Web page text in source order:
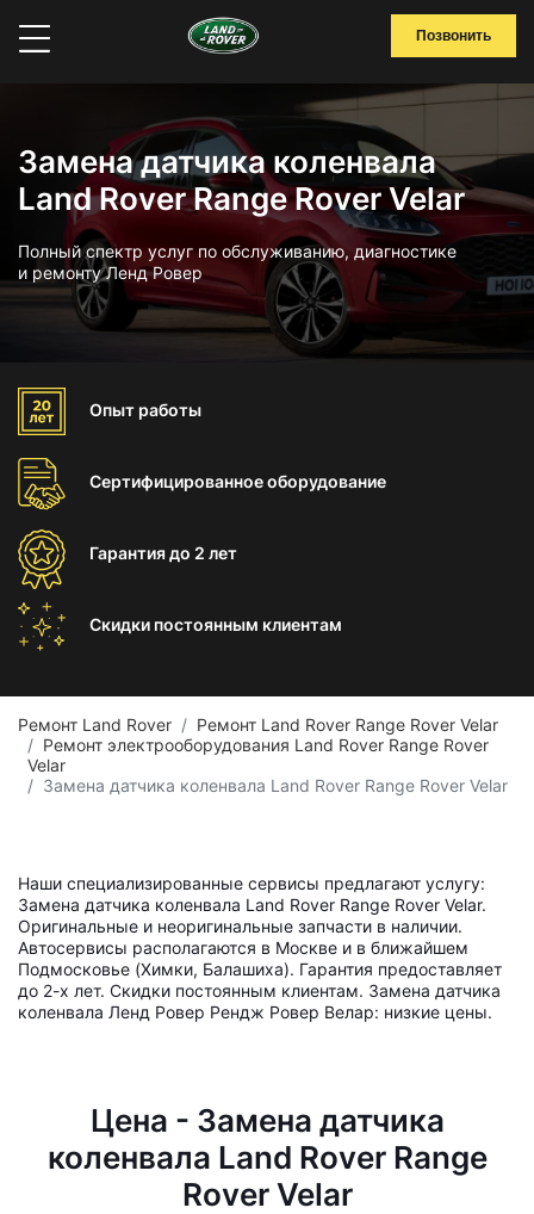
Позвонить
Замена датчика коленвала
Land Rover Range Rover Velar
Полный спектр услуг по обслуживанию, диагностике
и ремонту Ленд Ровер
Опыт работы
Сертифицированноеоборудование
Гарантиядо 2 лет
Скидки постоянным клиентам
Ремонт Land Rover
Ремонт Land Rover Range Rover Velar
Ремонт электрооборудования Land Rover Range Rover
Velar
Замена датчика коленвала Land Rover Range Rover Velar
Наши специализированные сервисы предлагают услугу:
Замена датчика коленвала Land Rover Range Rover Velar.
Оригинальные и неоригинальные запчасти в наличии.
Автосервисы располагаются в Москве и в ближайшем
Подмосковье (Химки, Балашиха). Гарантия предоставляет
до 2-х лет. Скидки постоянным клиентам. Замена датчика
коленвала Ленд Ровер Рендж Ровер Велар: низкие цены.
Цена - Замена датчика
коленвала Land Rover Range
Rover Velar